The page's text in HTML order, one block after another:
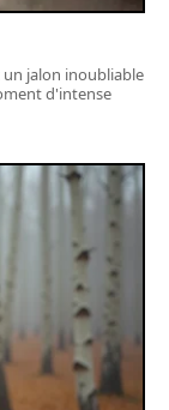
jalon inoubliable
d'intense